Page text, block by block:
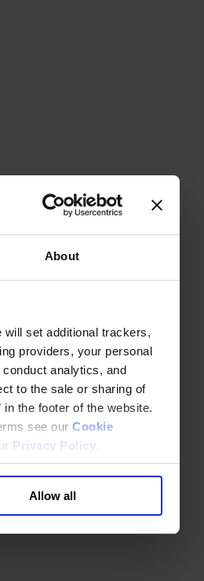
About
will set additional trackers,
providers, your personal
analytics, and
to the sale or sharing of
the footer of the website.
see our Cookie
Privacy Policy
Allow all